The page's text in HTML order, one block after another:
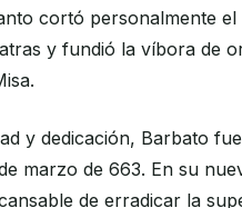
cortó personalmente
y fundió la víbora de
y dedicación, Barbato
marzo de 663. En su
de erradicar la